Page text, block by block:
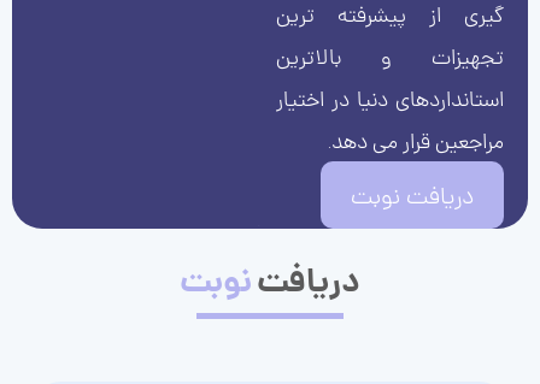
گیری از پیشرفته ترین
تجهیزات و بالاترین
استانداردهای دنیا در اختیار
مراجعین قرار می دهد.
دریافت نوبت
دریافتنوبت